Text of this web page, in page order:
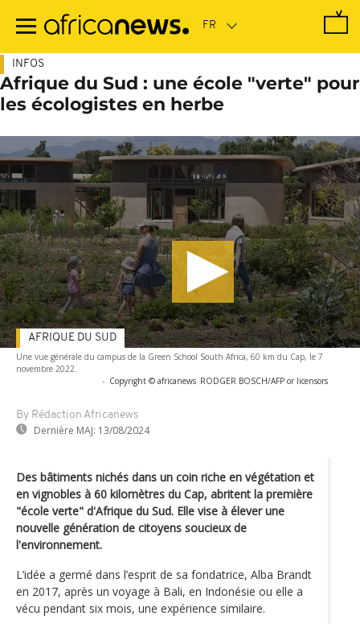
contenu
INFOS
Afrique du Sud : une école "verte" pour
les écologistes en herbe
Une vue générale du campus de la Green School South Africa, 60 km du Cap, le 7
novembre 2022.
- Copyright © africanews RODGER BOSCH/AFP or licensors
By Rédaction Africanews
Dernière MAJ: 13/08/2024
AFRIQUE DU SUD
Des bâtiments nichés dans un coin riche en végétation et
en vignobles à 60 kilomètres du Cap, abritent la première
"école verte" d'Afrique du Sud. Elle vise à élever une
nouvelle génération de citoyens soucieux de
l'environnement.
L’idée a germé dans l’esprit de sa fondatrice, Alba Brandt
en 2017, après un voyage à Bali, en Indonésie ou elle a
vécu pendant six mois, une expérience similaire.